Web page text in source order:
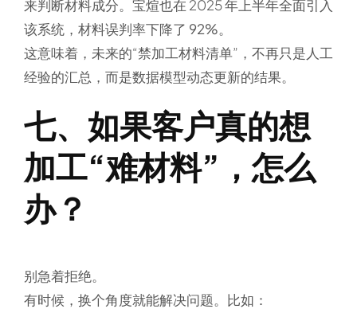
来判断材料成分。宝煊也在 2025 年上半年全面引入
该系统，材料误判率下降了 92%。
这意味着，未来的“禁加工材料清单”，不再只是人工
经验的汇总，而是数据模型动态更新的结果。
七、如果客户真的想
加工“难材料”，怎么
办？
别急着拒绝。
有时候，换个角度就能解决问题。比如：